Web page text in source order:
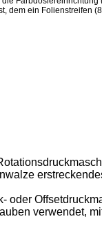
dem ein Folienstreifen
oder
verwendet,